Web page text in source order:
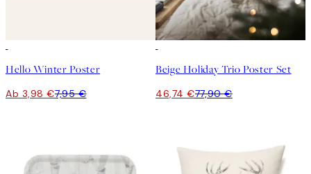
Hello Winter Poster
Ab 3,98 €7,95 €
Beige Holiday Trio Poster Set
46,74 €77,90 €